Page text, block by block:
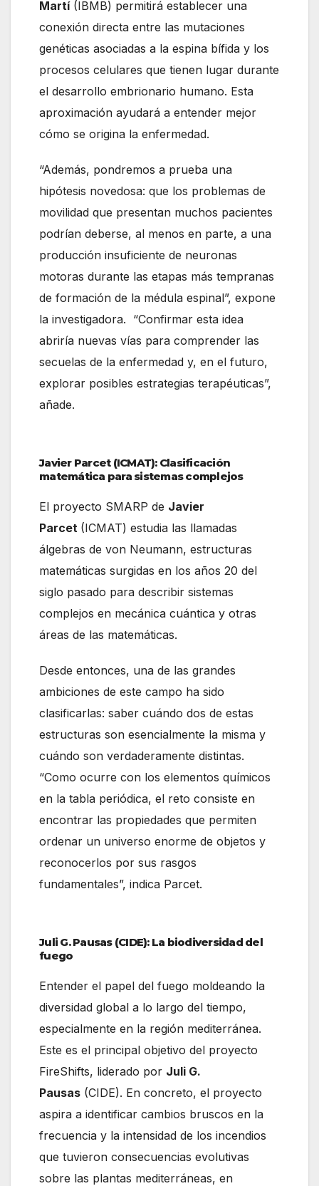
Martí(IBMB) permitirá establecer una
conexión directa entre las mutaciones
genéticas asociadas a la espina bífida y los
procesos celulares que tienen lugar durante
el desarrollo embrionario humano. Esta
aproximación ayudará a entender mejor
cómo se origina la enfermedad.
“Además, pondremos a prueba una
hipótesis novedosa: que los problemas de
movilidad que presentan muchos pacientes
podrían deberse, al menos en parte, a una
producción insuficiente de neuronas
motoras durante las etapas más tempranas
de formación de la médula espinal”, expone
la investigadora. “Confirmar esta idea
abriría nuevas vías para comprender las
secuelas de la enfermedad y, en el futuro,
explorar posibles estrategias terapéuticas”,
añade.
Javier Parcet (ICMAT): Clasificación
matemática para sistemas complejos
El proyecto SMARP de Javier
Parcet (ICMAT) estudia las llamadas
álgebras de von Neumann, estructuras
matemáticas surgidas en los años 20 del
siglo pasado para describir sistemas
complejos en mecánica cuántica y otras
áreas de las matemáticas.
Desde entonces, una de las grandes
ambiciones de este campo ha sido
clasificarlas: saber cuándo dos de estas
estructuras son esencialmente la misma y
cuándo son verdaderamente distintas.
“Como ocurre con los elementos químicos
en la tabla periódica, el reto consiste en
encontrar las propiedades que permiten
ordenar un universo enorme de objetos y
reconocerlos por sus rasgos
fundamentales”, indica Parcet.
Juli G. Pausas (CIDE): La biodiversidad del
fuego
Entender el papel del fuego moldeando la
diversidad global a lo largo del tiempo,
especialmente en la región mediterránea.
Este es el principal objetivo del proyecto
FireShifts, liderado por Juli G.
Pausas (CIDE). En concreto, el proyecto
aspira a identificar cambios bruscos en la
frecuencia y la intensidad de los incendios
que tuvieron consecuencias evolutivas
sobre las plantas mediterráneas, en